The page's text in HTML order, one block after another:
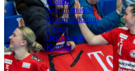
Administration
Kommunikation
Presse
Bestyrelsen
Kontakt